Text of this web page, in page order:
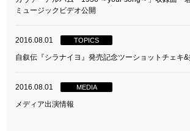
ミュージックビデオ公開
2016.08.01 TOPICS
自叙伝『シラナイヨ』発売記念ツーショットチェキ
2016.08.01 MEDIA
メディア出演情報